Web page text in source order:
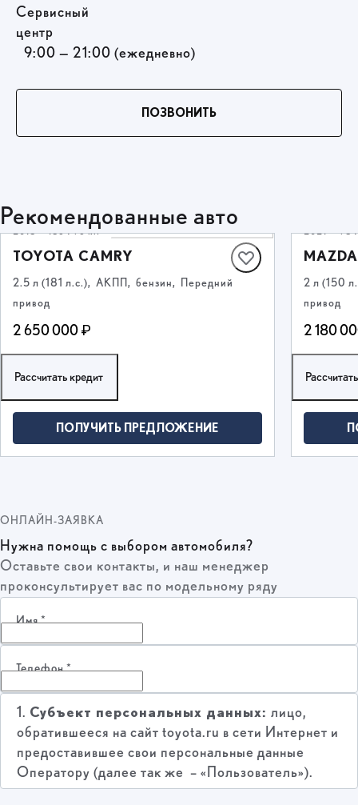
Сервисный
центр
9:00 — 21:00 (ежедневно)
ПОЗВОНИТЬ
Рекомендованные авто
2018·186 796 км
TOYOTA CAMRY
2.5 л (181 л.с.), АКПП, бензин, Передний
привод
2 650 000 ₽
Рассчитать кредит
ПОЛУЧИТЬ ПРЕДЛОЖЕНИЕ
2021·98
2 л (150
привод
2 180
ОНЛАЙН-ЗАЯВКА
Нужна помощь с выбором автомобиля?
Оставьте свои контакты, и наш менеджер
проконсультирует вас по модельному ряду
Имя*
Телефон*
1. Субъект персональных данных: лицо,
обратившееся на сайт toyota.ru в сети Интернет и
предоставившее свои персональные данные
Оператору (далее так же – «Пользователь»).
Оператор обработки персональных